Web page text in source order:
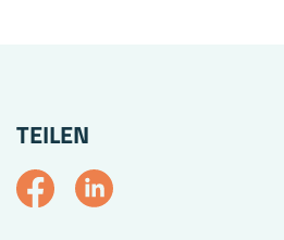
TEILEN